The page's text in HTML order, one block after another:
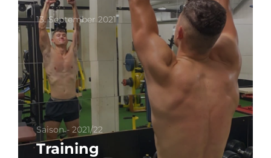
13. September 2021
Saison - 2021/22
Training